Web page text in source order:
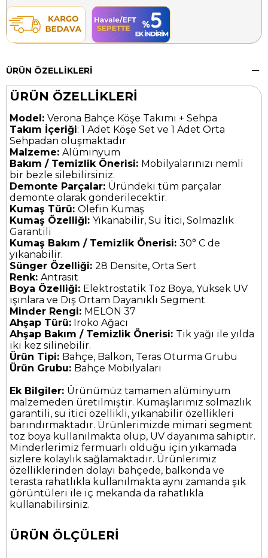
ÜRÜN ÖZELLIKLERI
ÜRÜN ÖZELLİKLERİ
Model: Verona Bahçe Köşe Takımı + Sehpa
Takım İçeriği: 1 Adet Köşe Set ve 1 Adet Orta
Sehpadan oluşmaktadır
Malzeme: Alüminyum
Bakım / Temizlik Önerisi: Mobilyalarınızı nemli
bir bezle silebilirsiniz.
Demonte Parçalar: Üründeki tüm parçalar
demonte olarak gönderilecektir.
Kumaş Türü: Olefin Kumaş
Kumaş Özelliği: Yıkanabilir, Su İtici, Solmazlık
Garantili
Kumaş Bakım / Temizlik Önerisi: 30° C de
yıkanabilir.
Sünger Özelliği: 28 Densite, Orta Sert
Renk: Antrasit
Boya Özelliği: Elektrostatik Toz Boya, Yüksek UV
ışınlara ve Dış Ortam Dayanıklı Segment
Minder Rengi: MELON 37
Ahşap Türü: Iroko Ağacı
Ahşap Bakım / Temizlik Önerisi: Tik yağı ile yılda
iki kez silinebilir.
Ürün Tipi: Bahçe, Balkon, Teras Oturma Grubu
Ürün Grubu: Bahçe Mobilyaları
Ek Bilgiler: Ürünümüz tamamen alüminyum
malzemeden üretilmiştir. Kumaşlarımız solmazlık
garantili, su itici özellikli, yıkanabilir özellikleri
barındırmaktadır. Ürünlerimizde mimari segment
toz boya kullanılmakta olup, UV dayanıma sahiptir.
Minderlerimiz fermuarlı olduğu için yıkamada
sizlere kolaylık sağlamaktadır. Ürünlerimiz
özelliklerinden dolayı bahçede, balkonda ve
terasta rahatlıkla kullanılmakta aynı zamanda şık
görüntüleri ile iç mekanda da rahatlıkla
kullanabilirsiniz.
ÜRÜN ÖLÇÜLERİ